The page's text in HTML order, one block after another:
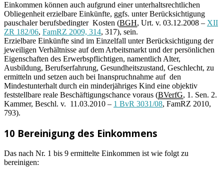
Einkommen können auch aufgrund einer unterhaltsrechtlichen
Obliegenheit erzielbare Einkünfte, ggfs. unter Berücksichtigung
pauschaler berufsbedingter Kosten (BGH, Urt. v. 03.12.2008 – XII
ZR 182/06, FamRZ 2009, 314, 317), sein.
Erzielbare Einkünfte sind im Einzelfall unter Berücksichtigung der
jeweiligen Verhältnisse auf dem Arbeitsmarkt und der persönlichen
Eigenschaften des Erwerbspflichtigen, namentlich Alter,
Ausbildung, Berufserfahrung, Gesundheitszustand, Geschlecht, zu
ermitteln und setzen auch bei Inanspruchnahme auf den
Mindestunterhalt durch ein minderjähriges Kind eine objektiv
feststellbare reale Beschäftigungschance voraus (BVerfG, 1. Sen. 2.
Kammer, Beschl. v. 11.03.2010 – 1 BvR 3031/08, FamRZ 2010,
793).
10 Bereinigung des Einkommens
Das nach Nr. 1 bis 9 ermittelte Einkommen ist wie folgt zu
bereinigen: